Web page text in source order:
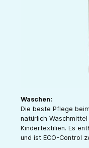
Waschen:
Die beste Pflege
natürlich
Kindertextilien. Es
und ist ECO-Control